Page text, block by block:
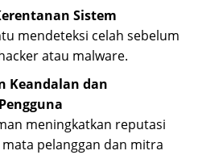
Sistem
mendeteksi celah sebelum
atau malware.
Keandalan dan
meningkatkan reputasi
pelanggan dan mitra